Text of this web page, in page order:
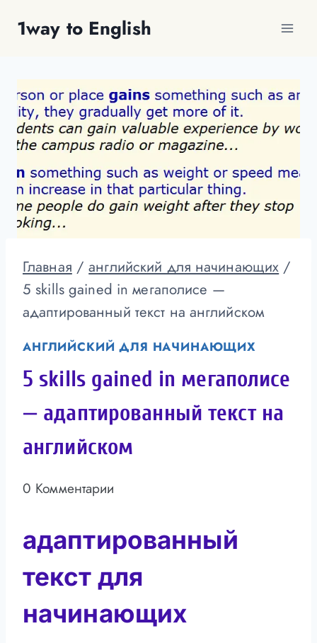
1way to English
Главная / английский для начинающих /
5 skills gained in мегаполисе —
адаптированный текст на английском
АНГЛИЙСКИЙ ДЛЯ НАЧИНАЮЩИХ
5 skills gained in мегаполисе
— адаптированный текст на
английском
0 Комментарии
адаптированный
текст для
начинающих